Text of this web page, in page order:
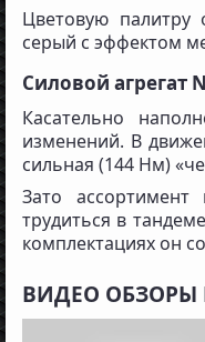
Цветовую палитру
серый с эффектом
Силовой агрегат
Касательно
изменений. В
сильная (144 Нм)
Зато
трудиться в
комплектациях он
ВИДЕО ОБЗОРЫ